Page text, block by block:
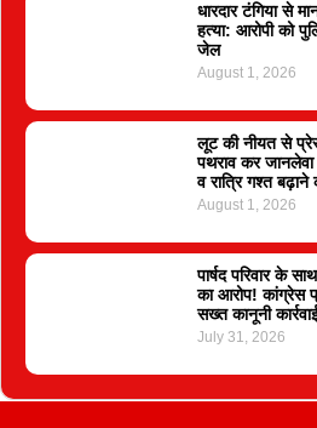
धारदार टंगिया से
हत्या: आरोपी को
जेल
August 1, 2026
लूट की नीयत से
पथराव कर जानलेवा
व रात्रि गश्त बढ़ाने
August 1, 2026
पार्षद परिवार के
का आरोप! कांग्रेस
सख्त कानूनी
July 31, 2026